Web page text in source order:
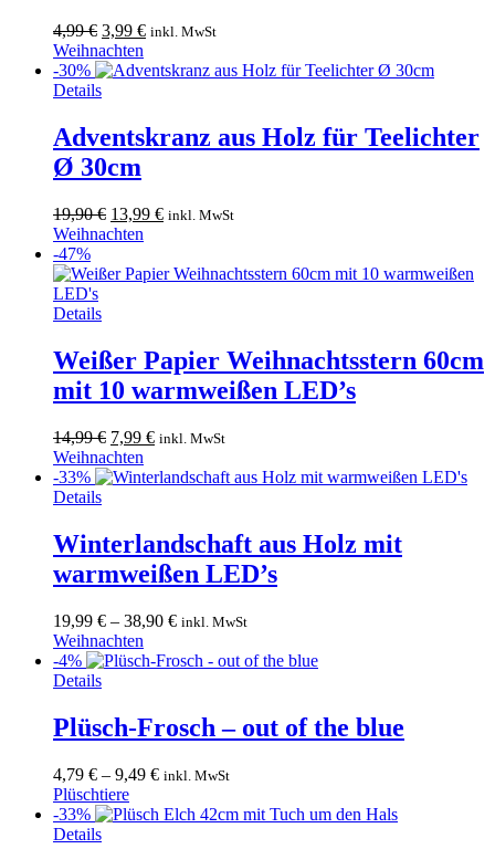
4,99€ Ursprünglicher
Preis
war:
4,99 €
3,99 €Aktueller
ist:
inkl. MwSt
Weihnachten
-30%
Details
Adventskranz aus Holz für Teelichter
Ø 30cm
19,90€ Ursprünglicher
Preis
19,90 €
13,99 €Aktueller
13,99 €.
inkl. MwSt
Weihnachten
-47%
DetailsDieses
weist
mehrere
Varianten
Die
Optionen
können
auf
der
Produktseite
gewählt
werden
Weißer Papier Weihnachtsstern 60cm
mit 10 warmweißen LED’s
14,99€ Ursprünglicher
Preis
war:
7,99 €Aktueller
ist:
inkl. MwSt
Weihnachten
-33%
DetailsDieses
weist
mehrere
Varianten
Die
Optionen
können
auf
der
Produktseite
gewählt
Winterlandschaft aus Holz mit
warmweißen LED’s
19,99 € – 38,90 € inkl. MwSt
Weihnachten
-4%
DetailsDieses
weist
mehrere
auf.
Die
Optionen
können
Plüsch-Frosch – out of the blue
4,79 € – 9,49 € inkl. MwSt
Plüschtiere
-33%
Details